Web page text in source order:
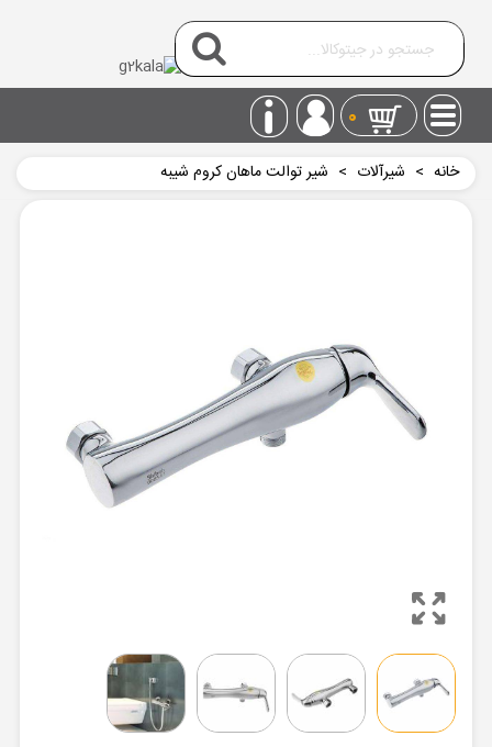
0
خانه > شیرآلات > شیر توالت ماهان کروم شیبه